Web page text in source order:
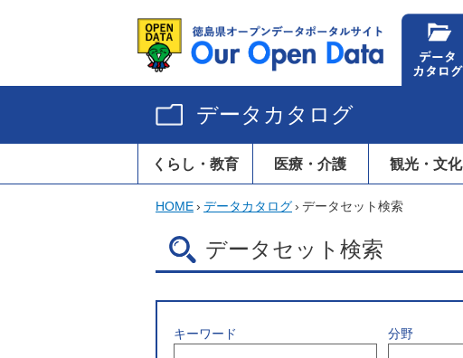
データカタログ
くらし・教育 医療・介護 観光・文化
HOME› データカタログ› データセット検索
データセット検索
キーワード 分野